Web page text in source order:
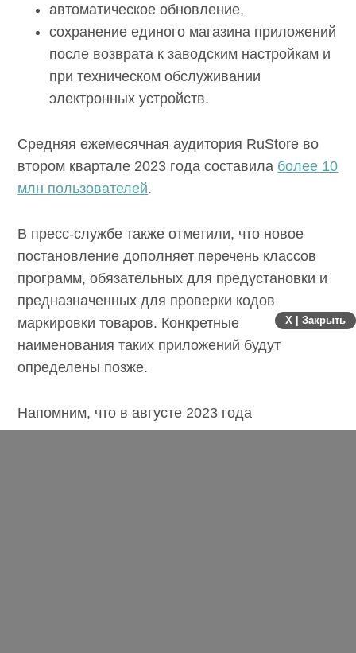
автоматическое обновление,
сохранение единого магазина приложений
после возврата к заводским настройкам и
при техническом обслуживании
электронных устройств.
Средняя ежемесячная аудитория RuStore во
втором квартале 2023 года составила более 10
млн пользователей.
В пресс-службе также отметили, что новое
постановление дополняет перечень классов
программ, обязательных для предустановки и
предназначенных для проверки кодов
маркировки товаров. Конкретные
наименования таких приложений будут
определены позже.
Напомним, что в августе 2023 года
правительство Россииутвердилоперечень
X | Закрыть